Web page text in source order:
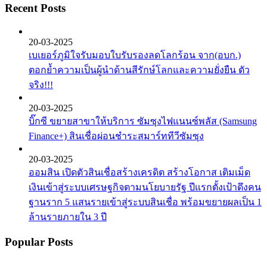
Recent Posts
20-03-2025
เบเยอร์ภูมิใจรับมอบใบรับรองลดโลกร้อน จาก(อบก.)
ตอกย้ำความเป็นผู้นำด้านสีรักษ์โลกและความยั่งยืน ตัว
จริง!!!
20-03-2025
บิ๊กซี ขยายสาขาให้บริการ ซัมซุงไฟแนนซ์พลัส (Samsung
Finance+) สินเชื่อผ่อนชำระสมาร์ททีวีซัมซุง
20-03-2025
ออมสิน เปิดตัวสินเชื่อสร้างเครดิต สร้างโอกาส เติมเม็ด
เงินเข้าสู่ระบบเศรษฐกิจตามนโยบายรัฐ ปีแรกตั้งเป้าดึงคน
ฐานราก 5 แสนรายเข้าสู่ระบบสินเชื่อ พร้อมขยายผลเป็น 1
ล้านรายภายใน 3 ปี
Popular Posts